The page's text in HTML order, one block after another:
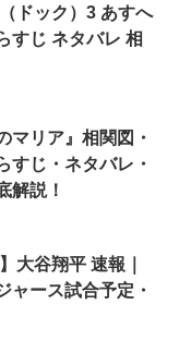
ドック）3 あすへ
すじ ネタバレ 相
マリア』相関図・
すじ・ネタバレ・
解説！
大谷翔平 速報｜
ャース試合予定・